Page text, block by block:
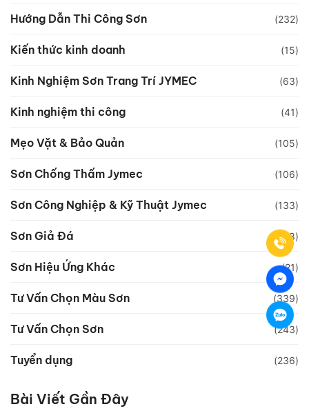
Hướng Dẫn Thi Công Sơn (232)
Kiến thức kinh doanh (15)
Kinh Nghiệm Sơn Trang Trí JYMEC (63)
Kinh nghiệm thi công (41)
Mẹo Vặt & Bảo Quản (105)
Sơn Chống Thấm Jymec (106)
Sơn Công Nghiệp & Kỹ Thuật Jymec (133)
Sơn Giả Đá (78)
Sơn Hiệu Ứng Khác (21)
Tư Vấn Chọn Màu Sơn (339)
Tư Vấn Chọn Sơn (243)
Tuyển dụng (236)
Bài Viết Gần Đây